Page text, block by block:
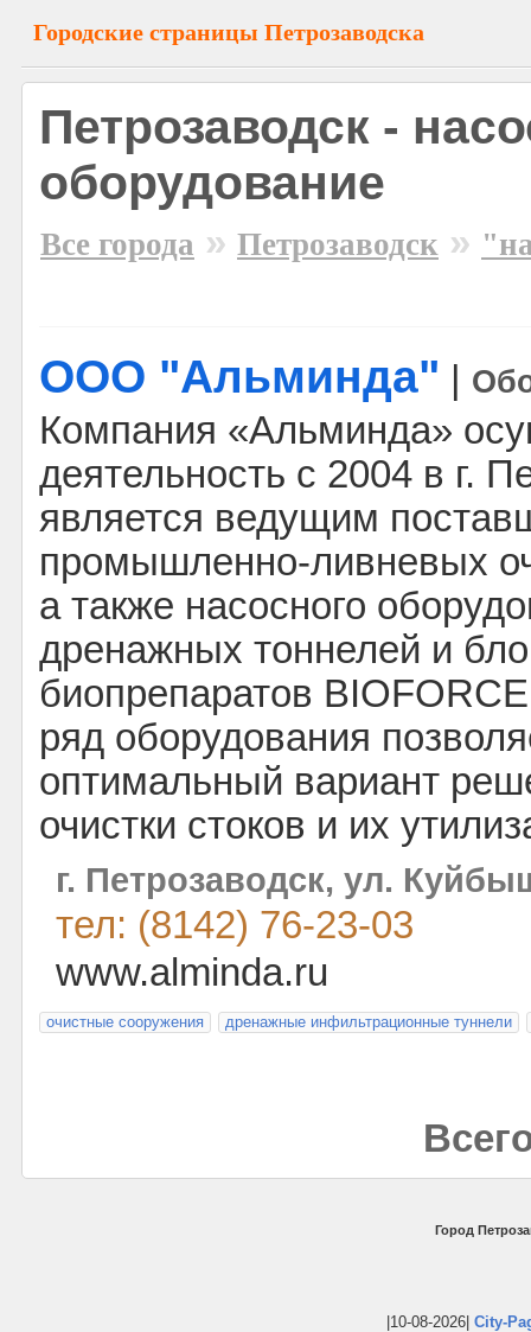
Городские страницы Петрозаводска
Петрозаводск -
оборудование
Все города » Петрозаводск »
ООО "Альминда"
Компания «Альминда»
деятельность с 2004 в г.
является ведущим
промышленно-ливневых
а также насосного
дренажных тоннелей и
биопрепаратов
ряд оборудования
оптимальный вариант
очистки стоков и их
г. Петрозаводск, ул.
тел: (8142) 76-23-03
www.alminda.ru
очистные сооружения дренажные инфильтрационные туннели
Город
|10-08-2026| City-